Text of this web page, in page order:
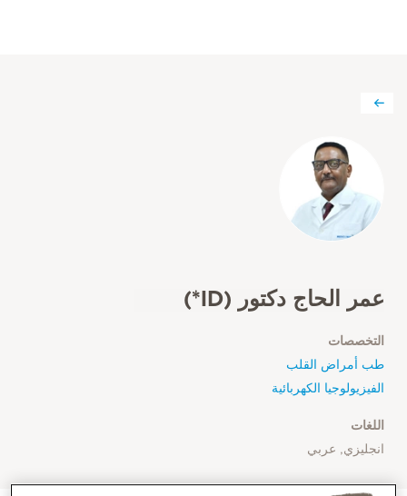
عمر الحاج دكتور (ID*)
التخصصات
طب أمراض القلب
الفيزيولوجيا الكهربائية
اللغات
انجليزي, عربي